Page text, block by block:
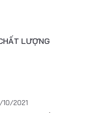
LƯỢNG
10/2021